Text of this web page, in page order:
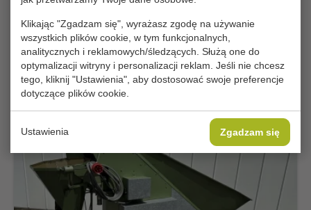
Klikając "Zgadzam się", wyrażasz zgodę na używanie
wszystkich plików cookie, w tym funkcjonalnych,
analitycznych i reklamowych/śledzących. Służą one do
optymalizacji witryny i personalizacji reklam. Jeśli nie chcesz
tego, kliknij "Ustawienia", aby dostosować swoje preferencje
dotyczące plików cookie.
Ustawienia Zgadzam się
Najlepsza okazja
Delignie wagoworkownica
€ 3.500 Dodać